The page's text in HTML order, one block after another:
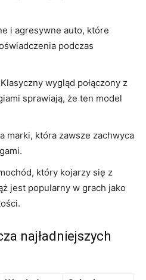
i⁢ agresywne auto, ​które
podczas
⁢ Klasyczny wygląd​ połączony‍ z
sprawiają, że ten ⁤model⁢
​marki, ‌która zawsze⁣ zachwyca
który ‍kojarzy⁢ się z
​jest popularny w ⁣grach jako⁤
najładniejszych